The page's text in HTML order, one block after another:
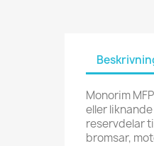
Monorim
eller
reservdelar
bromsar,